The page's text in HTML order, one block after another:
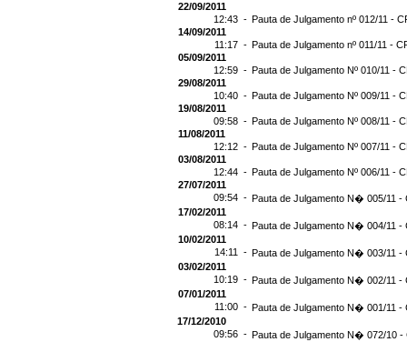
22/09/2011
12:43 - Pauta de Julgamento nº 012/11 -
14/09/2011
11:17 - Pauta de Julgamento nº 011/11 -
05/09/2011
12:59 - Pauta de Julgamento Nº 010/11 -
29/08/2011
10:40 - Pauta de Julgamento Nº 009/11 -
19/08/2011
09:58 - Pauta de Julgamento Nº 008/11 -
11/08/2011
12:12 - Pauta de Julgamento Nº 007/11 -
03/08/2011
12:44 - Pauta de Julgamento Nº 006/11 -
27/07/2011
09:54 - Pauta de Julgamento N� 005/11 -
17/02/2011
08:14 - Pauta de Julgamento N� 004/11 -
10/02/2011
14:11 - Pauta de Julgamento N� 003/11 -
03/02/2011
10:19 - Pauta de Julgamento N� 002/11 -
07/01/2011
11:00 - Pauta de Julgamento N� 001/11 -
17/12/2010
09:56 - Pauta de Julgamento N� 072/10 -